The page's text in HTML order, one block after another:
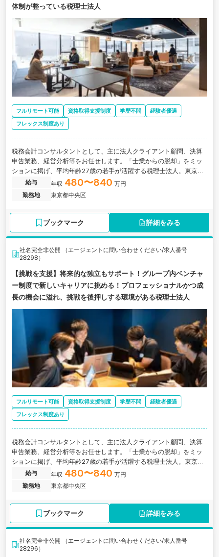
体制が整っている税理士法人
フルリモート可能 資格取得支援制度 学歴不問
経験者優遇
フレックス制度あり
税務会計コンサルタントとして、主に法人クライアント顧問、決算
申告業務、経営分析等をお任せします。「士業からの脱却」をミッ
ションに掲げ、平均年齢27歳の若手が活躍する税理士法人。東京支
店新規立ち上げにあたり、新たなメンバーを募集しています。
給与 年収 480〜840 万円
勤務地
東京都中央区
ブックマーク 詳細をみる
社名完全非公開 （エージェントに問い合わせください/求人番号
28298）
【挑戦を支援】将来的な独立もサポート！グループ内ベンチャ
ー制度で新しいキャリアに挑める！プロフェッショナルかつ成
長の機会に溢れ、挑戦を後押しする環境がある税理士法人
フルリモート可能 資格取得支援制度 学歴不問
経験者優遇
フレックス制度あり
税務会計コンサルタントとして、主に法人クライアント顧問、決算
申告業務、経営分析等をお任せします。「士業からの脱却」をミッ
ションに掲げ、平均年齢27歳の若手が活躍する税理士法人。東京支
店新規立ち上げにあたり、新たなメンバーを募集しています。
給与 年収 480〜840 万円
勤務地
東京都中央区
ブックマーク 詳細をみる
社名完全非公開 （エージェントに問い合わせください/求人番号
28296）